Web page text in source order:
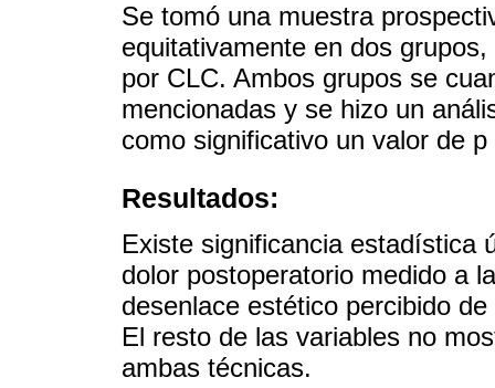
Se tomó una muestra
equitativamente en dos
por CLC. Ambos grupos se
mencionadas y se hizo un
como significativo un valor de
Resultados:
Existe significancia estadística
dolor postoperatorio medido a
desenlace estético percibido
El resto de las variables no
ambas técnicas.